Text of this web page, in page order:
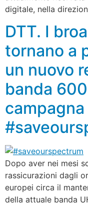
digitale, nella
DTT. I
tornano a
un nuovo
banda
Dopo aver nei mesi
rassicurazioni dagli
europei circa il
della attuale banda